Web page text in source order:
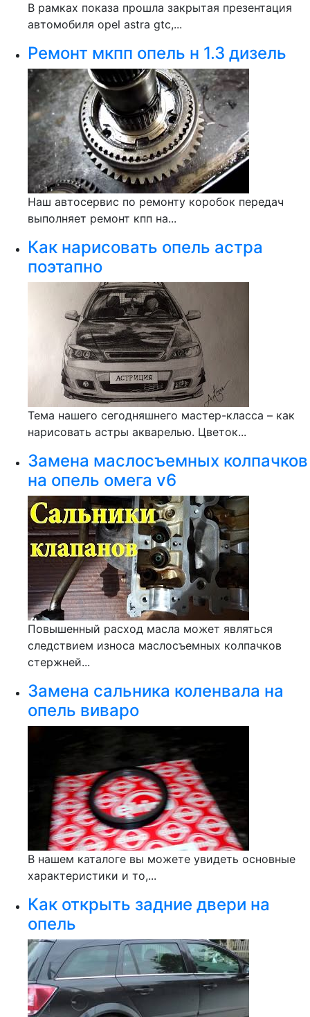
В рамках показа прошла закрытая презентация
автомобиля opel astra gtc,...
Ремонт мкпп опель н 1.3 дизель
Наш автосервис по ремонту коробок передач
выполняет ремонт кпп на...
Как нарисовать опель астра
поэтапно
Тема нашего сегодняшнего мастер-класса – как
нарисовать астры акварелью. Цветок...
Замена маслосъемных колпачков
на опель омега v6
Повышенный расход масла может являться
следствием износа маслосъемных колпачков
стержней...
Замена сальника коленвала на
опель виваро
В нашем каталоге вы можете увидеть основные
характеристики и то,...
Как открыть задние двери на
опель